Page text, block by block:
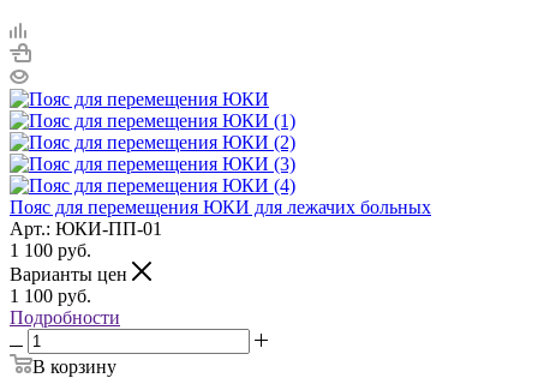
Пояс для перемещения ЮКИ для лежачих больных
Арт.: ЮКИ-ПП-01
1 100 руб.
Варианты цен
1 100 руб.
Подробности
В корзину